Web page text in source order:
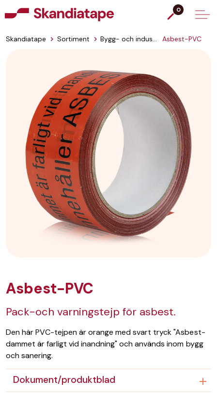
0
Skandiatape Sortiment Bygg- och industritejp Asbest-PVC
Asbest-PVC
Pack-och varningstejp för asbest.
Den här PVC-tejpen är orange med svart tryck "Asbest-
dammet är farligt vid inandning" och används inom bygg
och sanering.
Dokument/produktblad